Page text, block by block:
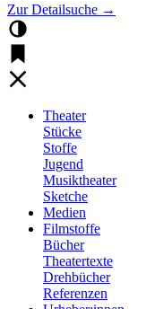
Zur Detailsuche →
Theater
Stücke
Stoffe
Jugend
Musiktheater
Sketche
Medien
Filmstoffe
Bücher
Theatertexte
Drehbücher
Referenzen